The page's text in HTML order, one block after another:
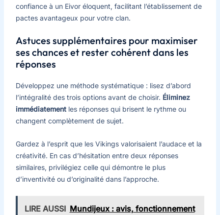
confiance à un Eivor éloquent, facilitant l’établissement de
pactes avantageux pour votre clan.
Astuces supplémentaires pour maximiser
ses chances et rester cohérent dans les
réponses
Développez une méthode systématique : lisez d’abord
l’intégralité des trois options avant de choisir. Éliminez
immédiatementles réponses qui brisent le rythme ou
changent complètement de sujet.
Gardez à l’esprit que les Vikings valorisaient l’audace et la
créativité. En cas d’hésitation entre deux réponses
similaires, privilégiez celle qui démontre le plus
d’inventivité ou d’originalité dans l’approche.
LIRE AUSSI Mundijeux : avis, fonctionnement